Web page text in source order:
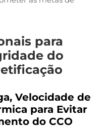
para
do
Velocidade de
para Evitar
do CCO